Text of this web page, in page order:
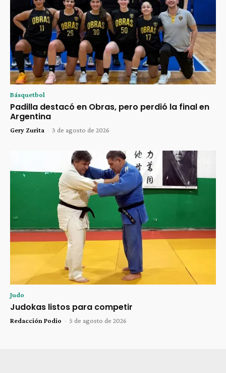
Básquetbol
Padilla destacó en Obras, pero perdió la final en
Argentina
Gery Zurita - 3 de agosto de 2026
Judo
Judokas listos para competir
Redacción Podio - 5 de agosto de 2026